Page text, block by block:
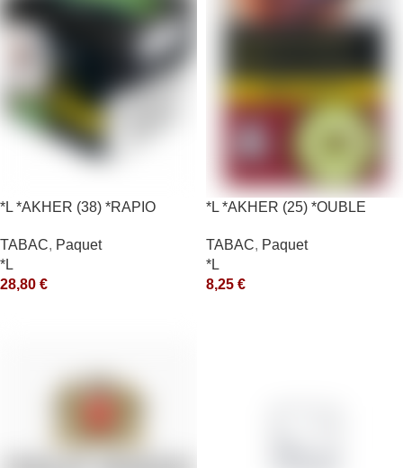
*L *AKHER (38) *RAPIO
TABAC, Paquet
*L
28,80 €
*L *AKHER (25) *OUBLE
TABAC, Paquet
*L
8,25 €